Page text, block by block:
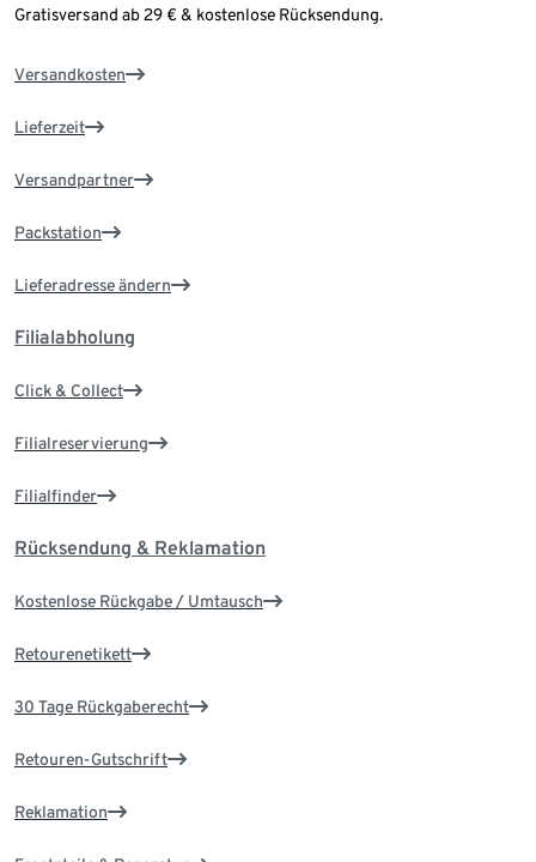
Gratisversand ab 29 € & kostenlose Rücksendung.
Versandkosten
Lieferzeit
Versandpartner
Packstation
Lieferadresse ändern
Filialabholung
Click & Collect
Filialreservierung
Filialfinder
Rücksendung & Reklamation
Kostenlose Rückgabe / Umtausch
Retourenetikett
30 Tage Rückgaberecht
Retouren-Gutschrift
Reklamation